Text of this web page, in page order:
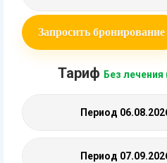
Запросить бронирование
Тариф Без
Период
Период